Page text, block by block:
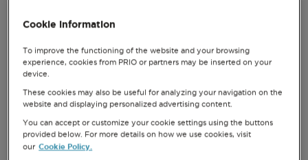
Cookie information
To improve the functioning of the website and your browsing
experience, cookies from PRIO or partners may be inserted on your
device.
These cookies may also be useful for analyzing your navigation on the
website and displaying personalized advertising content.
You can accept or customize your cookie settings using the buttons
provided below. For more details on how we use cookies, visit
our Cookie Policy.